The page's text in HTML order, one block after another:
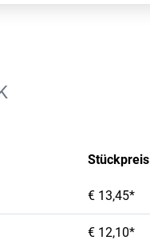
Stückpreis
€ 13,45*
€ 12,10*